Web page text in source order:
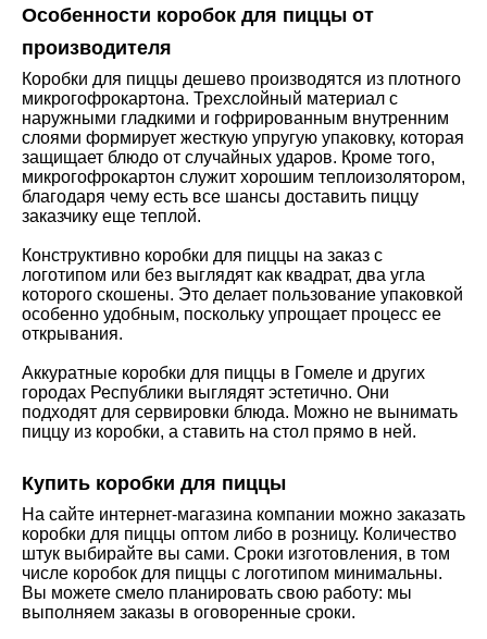
Особенности коробок для пиццы от
производителя
Коробки для пиццы дешево производятся из плотного
микрогофрокартона. Трехслойный материал с
наружными гладкими и гофрированным внутренним
слоями формирует жесткую упругую упаковку, которая
защищает блюдо от случайных ударов. Кроме того,
микрогофрокартон служит хорошим теплоизолятором,
благодаря чему есть все шансы доставить пиццу
заказчику еще теплой.
Конструктивно коробки для пиццы на заказ с
логотипом или без выглядят как квадрат, два угла
которого скошены. Это делает пользование упаковкой
особенно удобным, поскольку упрощает процесс ее
открывания.
Аккуратные коробки для пиццы в Гомеле и других
городах Республики выглядят эстетично. Они
подходят для сервировки блюда. Можно не вынимать
пиццу из коробки, а ставить на стол прямо в ней.
Купить коробки для пиццы
На сайте интернет-магазина компании можно заказать
коробки для пиццы оптом либо в розницу. Количество
штук выбирайте вы сами. Сроки изготовления, в том
числе коробок для пиццы с логотипом минимальны.
Вы можете смело планировать свою работу: мы
выполняем заказы в оговоренные сроки.